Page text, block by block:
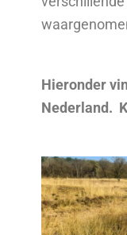
Hieronder
Nederland.